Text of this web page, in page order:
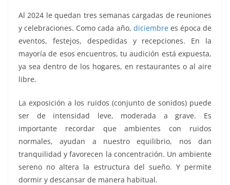
Al 2024 le quedan tres semanas cargadas de reuniones
y celebraciones. Como cada año, diciembrees época de
eventos, festejos, despedidas y recepciones. En la
mayoría de esos encuentros, tu audición está expuesta,
ya sea dentro de los hogares, en restaurantes o al aire
libre.
La exposición a los ruidos (conjunto de sonidos) puede
ser de intensidad leve, moderada a grave. Es
importante recordar que ambientes con ruidos
normales, ayudan a nuestro equilibrio, nos dan
tranquilidad y favorecen la concentración. Un ambiente
sereno no altera la estructura del sueño. Y permite
dormir y descansar de manera habitual.